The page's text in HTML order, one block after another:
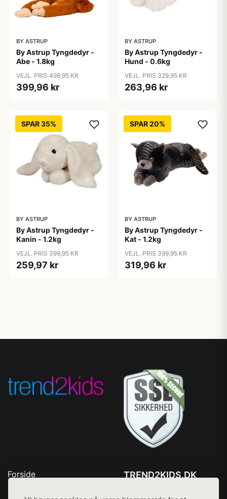
BY ASTRUP
By Astrup Tyngdedyr -
Abe - 1.8kg
VEJL. PRIS 499,95 KR
399,96 kr
BY ASTRUP
By Astrup Tyngdedyr -
Hund - 0.6kg
VEJL. PRIS 329,95 KR
263,96 kr
SPAR 35%
BY ASTRUP
By Astrup Tyngdedyr -
Kanin - 1.2kg
VEJL. PRIS 399,95 KR
259,97 kr
SPAR 20%
BY ASTRUP
By Astrup Tyngdedyr -
Kat - 1.2kg
VEJL. PRIS 399,95 KR
319,96 kr
Forside
TREND2KIDS.DK